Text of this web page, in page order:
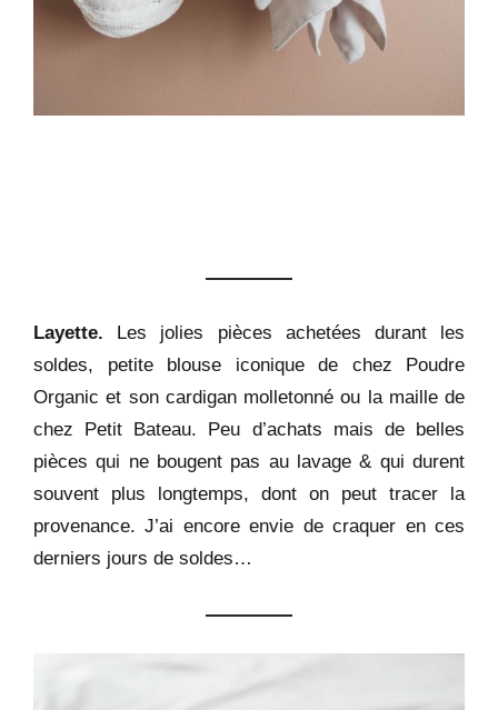
Layette. Les jolies pièces achetées durant les
soldes, petite blouse iconique de chez Poudre
Organic et son cardigan molletonné ou la maille de
chez Petit Bateau. Peu d’achats mais de belles
pièces qui ne bougent pas au lavage & qui durent
souvent plus longtemps, dont on peut tracer la
provenance. J’ai encore envie de craquer en ces
derniers jours de soldes…